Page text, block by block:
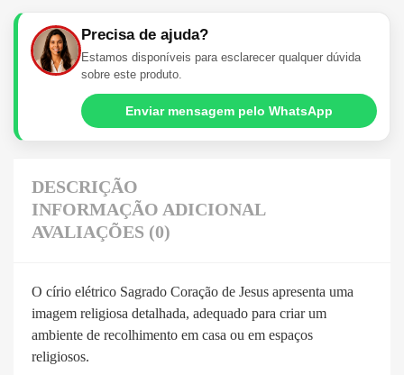
Precisa de ajuda?
Estamos disponíveis para esclarecer qualquer dúvida
sobre este produto.
Enviar mensagem pelo WhatsApp
DESCRIÇÃO
INFORMAÇÃO ADICIONAL
AVALIAÇÕES (0)
O círio elétrico Sagrado Coração de Jesus apresenta uma
imagem religiosa detalhada, adequado para criar um
ambiente de recolhimento em casa ou em espaços
religiosos.